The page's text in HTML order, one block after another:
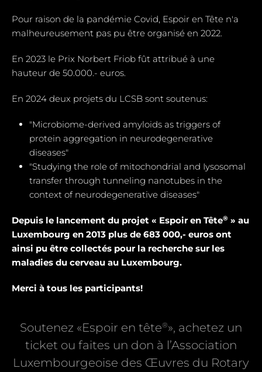
Pour raison de la pandémie Covid, Espoir en Tête n'a
malheureusement pas pu être organisé en 2022.
En 2023 le Prix Norbert Friob fût attribué à une
hauteur de 50.000.- euros.
En 2024 deux projets du LCSB sont soutenus:
"Microbiome-derived amyloids as triggers of
protein aggregation in neurodegenerative
diseases"
"Studying the role of mitochondrial and Iysosomal
transfer through tunneling nanotubes in the
context of neurodegenerative diseases"
Depuis le lancement du projet « Espoir en Tête® » au
Luxembourg en 2013 plus de 683 000,- euros ont
ainsi pu être collectés pour la recherche sur les
maladies du cerveau au Luxembourg.
Merci à tous les participants!
Soutenez «Espoir en tête®», achetez un
ticket ou faites un don à l’Association
Luxembourgeoise des Œuvres du Rotary